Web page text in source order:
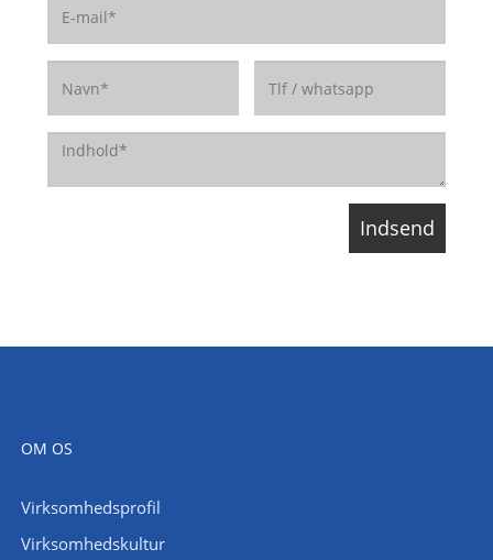
OM OS
Virksomhedsprofil
Virksomhedskultur